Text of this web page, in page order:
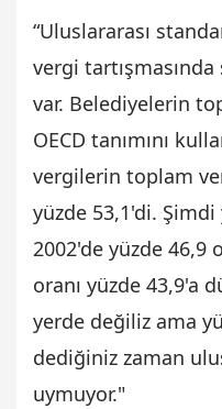
“Uluslararası
vergi
var. Belediyelerin
OECD tanımını
vergilerin toplam
yüzde 53,1'di. Şimdi
2002'de yüzde 46,9
oranı yüzde 43,9'a
yerde değiliz ama
dediğiniz zaman
uymuyor."